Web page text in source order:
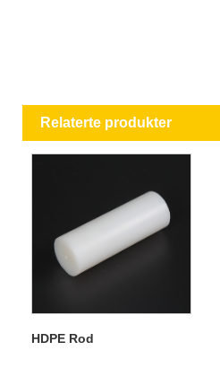
Relaterte produkter
HDPE Rod